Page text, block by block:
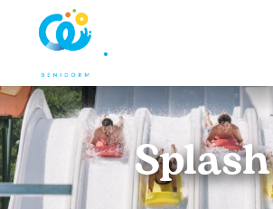
Splash